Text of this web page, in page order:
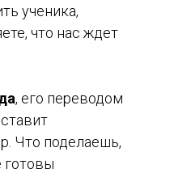
ученика,
что нас ждет
, его переводом
Что поделаешь,
готовы